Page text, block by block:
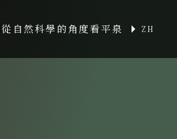
從自然科學的角度看平泉 ZH